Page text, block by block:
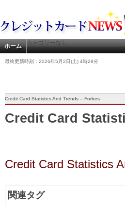
ホーム カテゴリーなし
最終更新時刻：2026年5月2日(土) 4時28分
Credit Card Statistics And Trends – Forbes
Credit Card
Credit Card Statistics
関連タグ